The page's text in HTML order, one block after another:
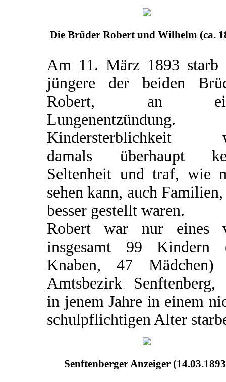
Die Brüder Robert und Wilhelm (ca.
Am 11. März 1893 starb
jüngere der beiden
Robert, an
Lungenentzündung.
Kindersterblichkeit
damals überhaupt
Seltenheit und traf, wie
sehen kann, auch
besser gestellt waren.
Robert war nur eines
insgesamt 99 Kindern
Knaben, 47
Amtsbezirk Senftenberg,
in jenem Jahre in einem
schulpflichtigen Alter
Senftenberger Anzeiger